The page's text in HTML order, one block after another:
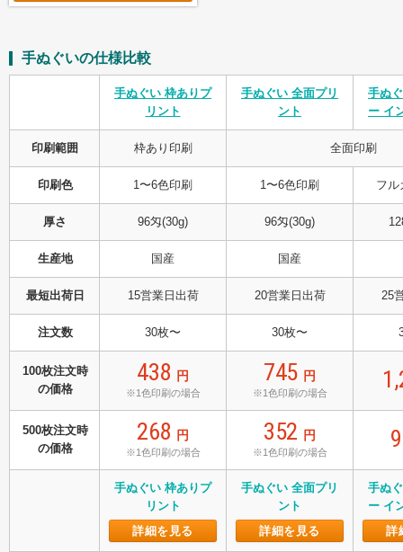
ログイン
手ぬぐいの仕様比較
手ぬぐい 枠ありプ
リント
手ぬぐい 全面プリ
ント
手ぬ
ー イ
印刷範囲 枠あり印刷 全面印刷
印刷色 1〜6色印刷 1〜6色印刷 フル
厚さ 96匁(30g) 96匁(30g)
生産地 国産 国産
最短出荷日 15営業日出荷 20営業日出荷 25
注文数 30枚〜 30枚〜
100枚注文時
の価格
438 円
※1色印刷の場合
745 円
※1色印刷の場合
500枚注文時
の価格
268 円
※1色印刷の場合
352 円
※1色印刷の場合
手ぬぐい 枠ありプ
リント
詳細を見る
手ぬぐい 全面プリ
ント
詳細を見る
手ぬ
ー イ
詳